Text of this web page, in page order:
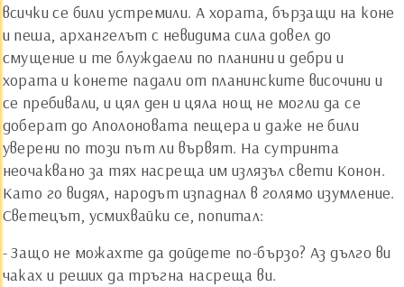
всички се били устремили. А хората, бързащи на коне
и пеша, архангелът с невидима сила довел до
смущение и те блуждаели по планини и дебри и
хората и конете падали от планинските височини и
се пребивали, и цял ден и цяла нощ не могли да се
доберат до Аполоновата пещера и даже не били
уверени по този път ли вървят. На сутринта
неочаквано за тях насреща им излязъл свети Конон.
Като го видял, народът изпаднал в голямо изумление.
Светецът, усмихвайки се, попитал:
- Защо не можахте да дойдете по-бързо? Аз дълго ви
чаках и реших да тръгна насреща ви.